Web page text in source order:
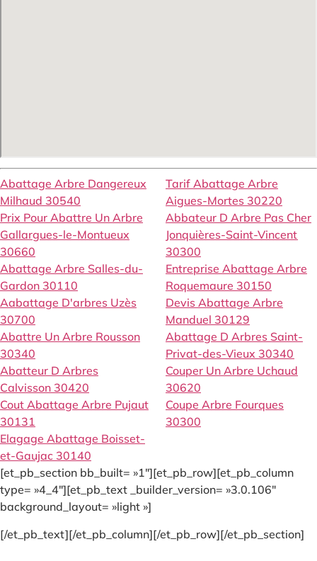
Abattage Arbre Dangereux
Milhaud 30540
Prix Pour Abattre Un Arbre
Gallargues-le-Montueux
30660
Abattage Arbre Salles-du-
Gardon 30110
Aabattage D'arbres Uzès
30700
Abattre Un Arbre Rousson
30340
Abatteur D Arbres
Calvisson 30420
Cout Abattage Arbre Pujaut
30131
Elagage Abattage Boisset-
et-Gaujac 30140
Tarif Abattage Arbre
Aigues-Mortes 30220
Abbateur D Arbre Pas Cher
Jonquières-Saint-Vincent
30300
Entreprise Abattage Arbre
Roquemaure 30150
Devis Abattage Arbre
Manduel 30129
Abattage D Arbres Saint-
Privat-des-Vieux 30340
Couper Un Arbre Uchaud
30620
Coupe Arbre Fourques
30300
[et_pb_section bb_built= »1″][et_pb_row][et_pb_column
type= »4_4″][et_pb_text _builder_version= »3.0.106″
background_layout= »light »]
[/et_pb_text][/et_pb_column][/et_pb_row][/et_pb_section]